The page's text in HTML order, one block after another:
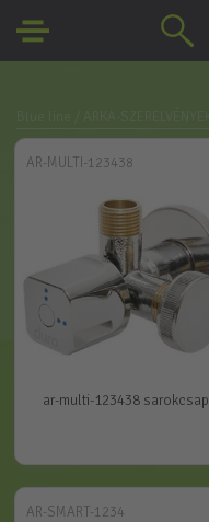
AR-MULTI-123438
ar-multi-123438 sarokcsap
AR-SMART-1234